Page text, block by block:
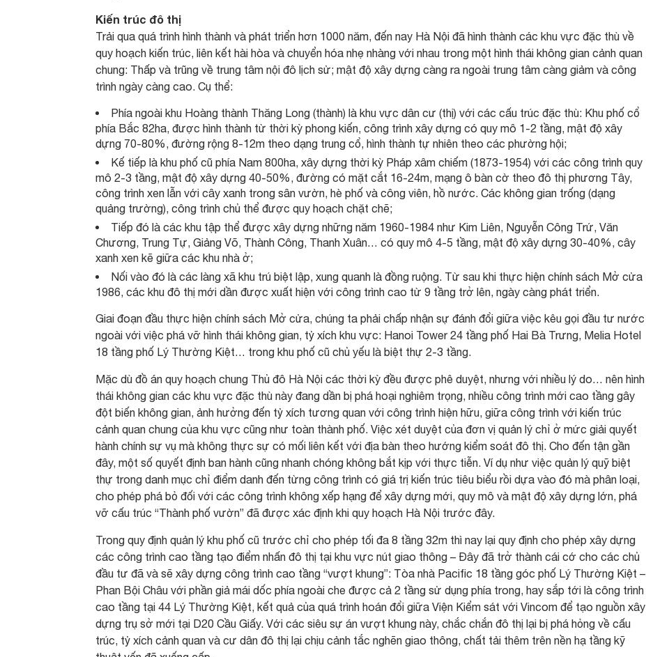
Kiến trúc đô thị
Trải qua quá trình hình thành và phát triển hơn 1000 năm, đến nay Hà Nội đã hình thành các khu vực đặc thù về
quy hoạch kiến trúc, liên kết hài hòa và chuyển hóa nhẹ nhàng với nhau trong một hình thái không gian cảnh quan
chung: Thấp và trũng về trung tâm nội đô lịch sử; mật độ xây dựng càng ra ngoài trung tâm càng giảm và công
trình ngày càng cao. Cụ thể:
Phía ngoài khu Hoàng thành Thăng Long (thành) là khu vực dân cư (thị) với các cấu trúc đặc thù: Khu phố cổ
phía Bắc 82ha, được hình thành từ thời kỳ phong kiến, công trình xây dựng có quy mô 1-2 tầng, mật độ xây
dựng 70-80%, đường rộng 8-12m theo dạng trung cổ, hình thành tự nhiên theo các phường hội;
Kế tiếp là khu phố cũ phía Nam 800ha, xây dựng thời kỳ Pháp xâm chiếm (1873-1954) với các công trình quy
mô 2-3 tầng, mật độ xây dựng 40-50%, đường có mặt cắt 16-24m, mạng ô bàn cờ theo đô thị phương Tây,
công trình xen lẫn với cây xanh trong sân vườn, hè phố và công viên, hồ nước. Các không gian trống (dạng
quảng trường), công trình chủ thể được quy hoạch chặt chẽ;
Tiếp đó là các khu tập thể được xây dựng những năm 1960-1984 như Kim Liên, Nguyễn Công Trứ, Văn
Chương, Trung Tự, Giảng Võ, Thành Công, Thanh Xuân… có quy mô 4-5 tầng, mật độ xây dựng 30-40%, cây
xanh xen kẽ giữa các khu nhà ở;
Nối vào đó là các làng xã khu trú biệt lập, xung quanh là đồng ruộng. Từ sau khi thực hiện chính sách Mở cửa
1986, các khu đô thị mới dần được xuất hiện với công trình cao từ 9 tầng trở lên, ngày càng phát triển.
Giai đoạn đầu thực hiện chính sách Mở cửa, chúng ta phải chấp nhận sự đánh đổi giữa việc kêu gọi đầu tư nước
ngoài với việc phá vỡ hình thái không gian, tỷ xích khu vực: Hanoi Tower 24 tầng phố Hai Bà Trưng, Melia Hotel
18 tầng phố Lý Thường Kiệt… trong khu phố cũ chủ yếu là biệt thự 2-3 tầng.
Mặc dù đồ án quy hoạch chung Thủ đô Hà Nội các thời kỳ đều được phê duyệt, nhưng với nhiều lý do… nên hình
thái không gian các khu vực đặc thù này đang dần bị phá hoại nghiêm trọng, nhiều công trình mới cao tầng gây
đột biến không gian, ảnh hưởng đến tỷ xích tương quan với công trình hiện hữu, giữa công trình với kiến trúc
cảnh quan chung của khu vực cũng như toàn thành phố. Việc xét duyệt của đơn vị quản lý chỉ ở mức giải quyết
hành chính sự vụ mà không thực sự có mối liên kết với địa bàn theo hướng kiểm soát đô thị. Cho đến tận gần
đây, một số quyết định ban hành cũng nhanh chóng không bắt kịp với thực tiễn. Ví dụ như việc quản lý quỹ biệt
thự trong danh mục chỉ điểm danh đến từng công trình có giá trị kiến trúc tiêu biểu rồi dựa vào đó mà phân loại,
cho phép phá bỏ đối với các công trình không xếp hạng để xây dựng mới, quy mô và mật độ xây dựng lớn, phá
vỡ cấu trúc “Thành phố vườn” đã được xác định khi quy hoạch Hà Nội trước đây.
Trong quy định quản lý khu phố cũ trước chỉ cho phép tối đa 8 tầng 32m thì nay lại quy định cho phép xây dựng
các công trình cao tầng tạo điểm nhấn đô thị tại khu vực nút giao thông – Đây đã trở thành cái cớ cho các chủ
đầu tư đã và sẽ xây dựng công trình cao tầng “vượt khung”: Tòa nhà Pacific 18 tầng góc phố Lý Thường Kiệt –
Phan Bội Châu với phần giả mái dốc phía ngoài che được cả 2 tầng sử dụng phía trong, hay sắp tới là công trình
cao tầng tại 44 Lý Thường Kiệt, kết quả của quá trình hoán đổi giữa Viện Kiểm sát với Vincom để tạo nguồn xây
dựng trụ sở mới tại D20 Cầu Giấy. Với các siêu sự án vượt khung này, chắc chắn đô thị lại bị phá hỏng về cấu
trúc, tỷ xích cảnh quan và cư dân đô thị lại chịu cảnh tắc nghẽn giao thông, chất tải thêm trên nền hạ tầng kỹ